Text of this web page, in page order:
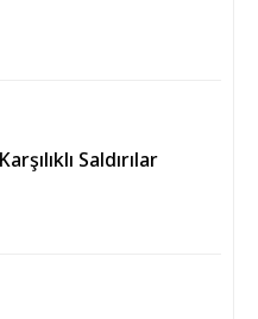
Saldırılar